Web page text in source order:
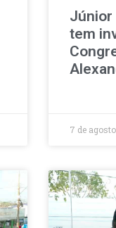
Júnior
tem
7 de